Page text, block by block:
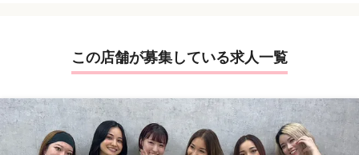
この店舗が募集している求人一覧